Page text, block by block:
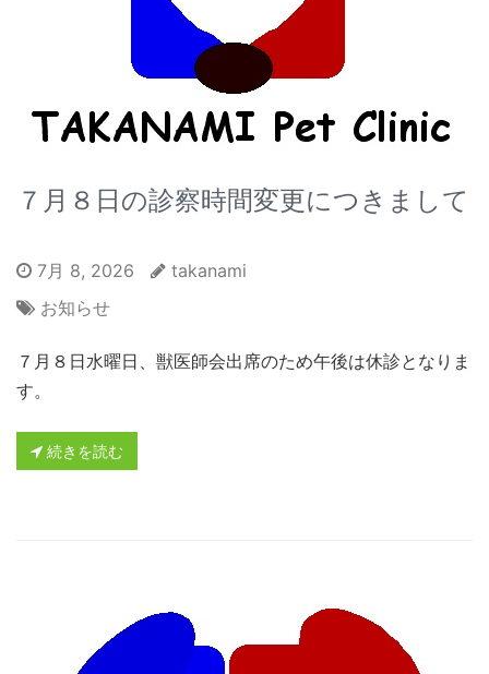
７月８日の診察時間変更につきまして
7月 8, 2026
takanami
お知らせ
７月８日水曜日、獣医師会出席のため午後は休診となりま
す。
続きを読む